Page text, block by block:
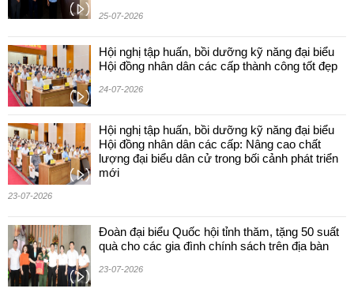
25-07-2026
Hội nghị tập huấn, bồi dưỡng kỹ năng đại biểu
Hội đồng nhân dân các cấp thành công tốt đẹp
24-07-2026
Hội nghị tập huấn, bồi dưỡng kỹ năng đại biểu
Hội đồng nhân dân các cấp: Nâng cao chất
lượng đại biểu dân cử trong bối cảnh phát triển
mới
23-07-2026
Đoàn đại biểu Quốc hội tỉnh thăm, tặng 50 suất
quà cho các gia đình chính sách trên địa bàn
23-07-2026